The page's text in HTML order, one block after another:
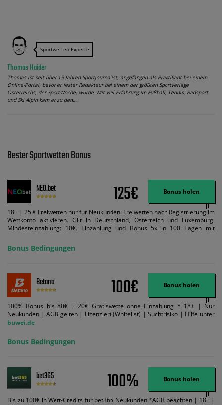
Sportwetten-Experte
Thomas Haider
Thomas ist seit über 15 Jahren Sportjournalist, angefangen als Praktikant bei einem
Online-Portal, bevor er fester Redakteur bei einem der größten Sportverlage
Österreichs, der SportWoche, wurde. Mit viel Erfahrung im Fußball, Tennis, Radsport
und Ski Alpin kam er zu den…
Bester Sportwetten Bonus
NEO.bet 125€ Bonus holen
18+ | 25 € Freiwetten nur für Neukunden. Freiwetten nach Registrierung im
Wettkonto aktivieren. Gilt in Deutschland, Österreich und Luxemburg.
Mindesteinzahlung: 10€. Einzahlung und Bonus 5x in 100 Tagen mit
Bedingungen können geändert werden. AGB gelten. Lizenziert; Hilfe bei
Suchtrisiken: buwei.de.
Bonus Bedingungen
Betano 100€ Bonus holen
100% Bonus bis 80€ + 20€ Gratiswette ohne Einzahlung * 18+ | Nur
Neukunden | AGB gelten | Lizenziert (Whitelist) | Suchtrisiko | Hilfe unter
buwei.de
Bonus Bedingungen
bet365 100% Bonus holen
Bis zu 100€ in Wett-Credits für bet365 Neukunden *AGB beachten | 18+ |